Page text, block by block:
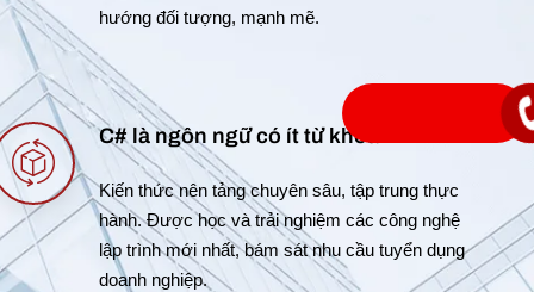
hướng đối tượng, mạnh mẽ.
C# là ngôn ngữ có ít từ khóa
Kiến thức nên tảng chuyên sâu, tập trung thực
hành. Được học và trải nghiệm các công nghệ
lập trình mới nhất, bám sát nhu cầu tuyển dụng
doanh nghiệp.